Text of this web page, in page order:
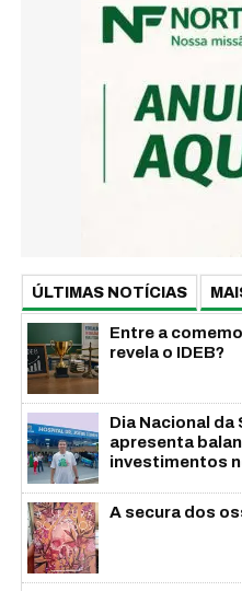
ÚLTIMAS NOTÍCIAS
Entre a
revela o IDEB?
Dia Nacional da
apresenta
investimentos
A secura dos